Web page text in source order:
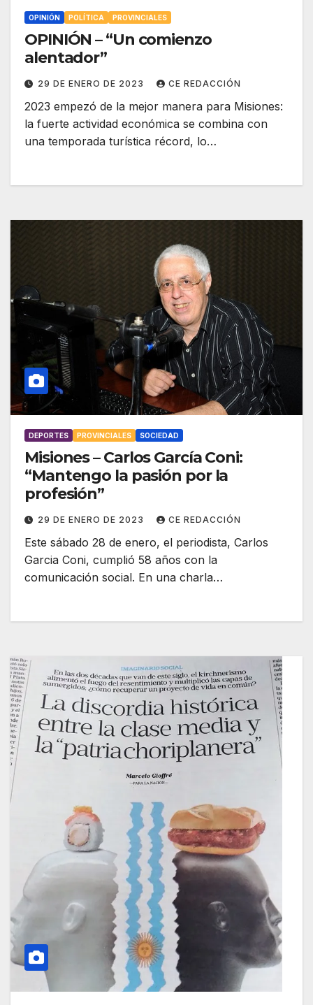
OPINIÓN POLÍTICA PROVINCIALES
OPINIÓN – “Un comienzo
alentador”
29 DE ENERO DE 2023 CE REDACCIÓN
2023 empezó de la mejor manera para Misiones:
la fuerte actividad económica se combina con
una temporada turística récord, lo…
DEPORTES PROVINCIALES SOCIEDAD
Misiones – Carlos García Coni:
“Mantengo la pasión por la
profesión”
29 DE ENERO DE 2023 CE REDACCIÓN
Este sábado 28 de enero, el periodista, Carlos
Garcia Coni, cumplió 58 años con la
comunicación social. En una charla…